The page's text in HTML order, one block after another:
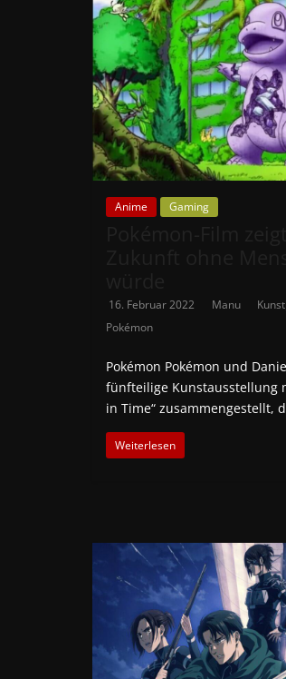
Anime Gaming
16. Februar 2022 Manu Kunst
Pokémon
Pokémon Pokémon und
fünfteilige Kunstausstellung
in Time“ zusammengestellt,
Weiterlesen